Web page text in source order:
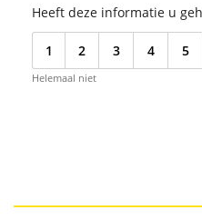
Heeft deze informatie u
1 2 3 4 5
Helemaal niet